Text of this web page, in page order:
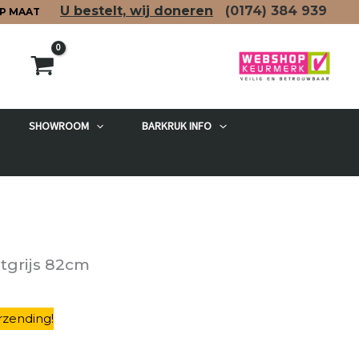
MAAT U bestelt, wij doneren (0174) 384 939
SHOWROOM BARKRUK INFO
82cm
!